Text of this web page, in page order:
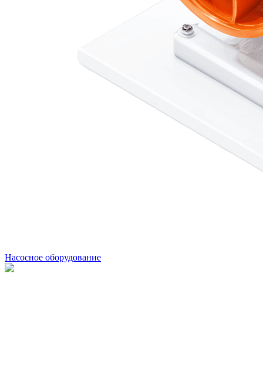
Насосное оборудование